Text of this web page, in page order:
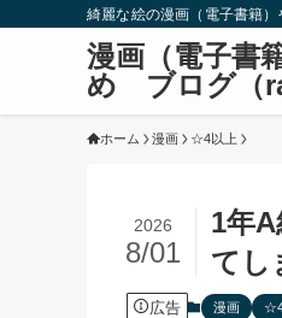
綺麗な絵の漫画（電子書籍）
漫画（電子書
め ブログ（
ホーム 漫画 ☆4以上
1年
てし
2026
8/01
広告 漫画